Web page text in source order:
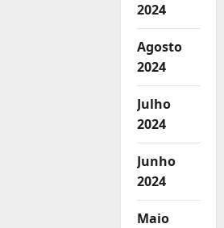
2024
Agosto
2024
Julho
2024
Junho
2024
Maio